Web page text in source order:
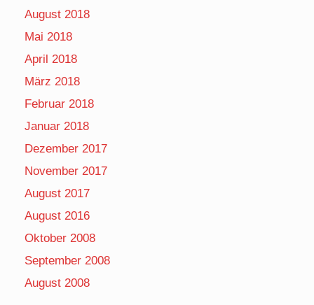
August 2018
Mai 2018
April 2018
März 2018
Februar 2018
Januar 2018
Dezember 2017
November 2017
August 2017
August 2016
Oktober 2008
September 2008
August 2008